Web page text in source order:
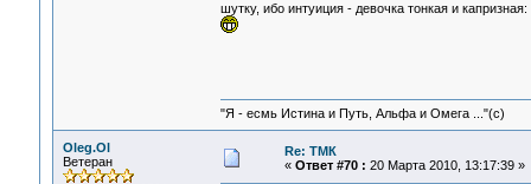
шутку, ибо интуиция - девочка тонкая и
"Я - есмь Истина и Путь, Альфа и Омега ..."(с)
Oleg.Ol
Ветеран
Re: ТМК
« Ответ #70 : 20 Марта 2010, 13:17:39 »